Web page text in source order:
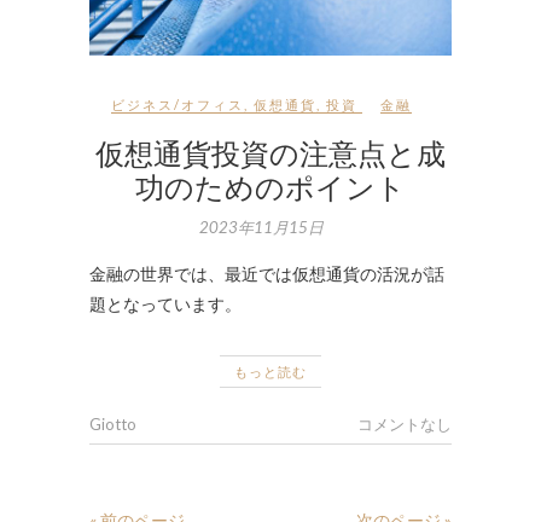
ビジネス/オフィス 仮想通貨 投資 金融
仮想通貨投資の注意点と成
功のためのポイント
2023年11月15日
金融の世界では、最近では仮想通貨の活況が話
題となっています。
もっと読む
Giotto コメントなし